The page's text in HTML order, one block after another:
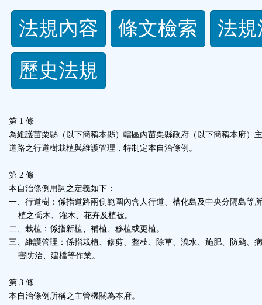
法
規
功
按
鈕
區
法規內容 條文檢索
法
歷史法規
第 1 條
為維護苗栗縣（以下簡稱本縣）轄區內苗栗縣政府（以下簡稱本府）
道路之行道樹栽植與維護管理，特制定本自治條例。
第 2 條
本自治條例用詞之定義如下：
一、行道樹：係指道路兩側範圍內含人行道、槽化島及中央分隔島等
植之喬木、灌木、花卉及植被。
二、栽植：係指新植、補植、移植或更植。
三、維護管理：係指栽植、修剪、整枝、除草、澆水、施肥、防颱、
害防治、建檔等作業。
第 3 條
本自治條例所稱之主管機關為本府。